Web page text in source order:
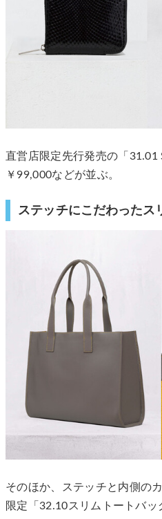
直営店限定先行発売の「31.01
￥99,000などが並ぶ。
ステッチにこだわったス
そのほか、ステッチと内側の
限定「32.10スリムトートバッ